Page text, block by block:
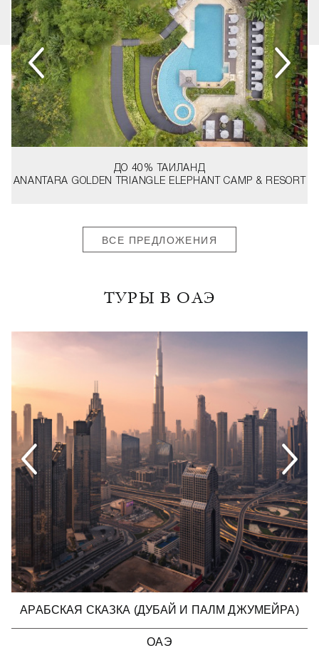
ANANTARA GOLDEN TRIANGLE ELEPHANT CAMP & RESORT
ДО 40% ТАИЛАНД
ВСЕ ПРЕДЛОЖЕНИЯ
ТУРЫ В ОАЭ
АРАБСКАЯ СКАЗКА (ДУБАЙ И ПАЛМ ДЖУМЕЙРА)
ОАЭ